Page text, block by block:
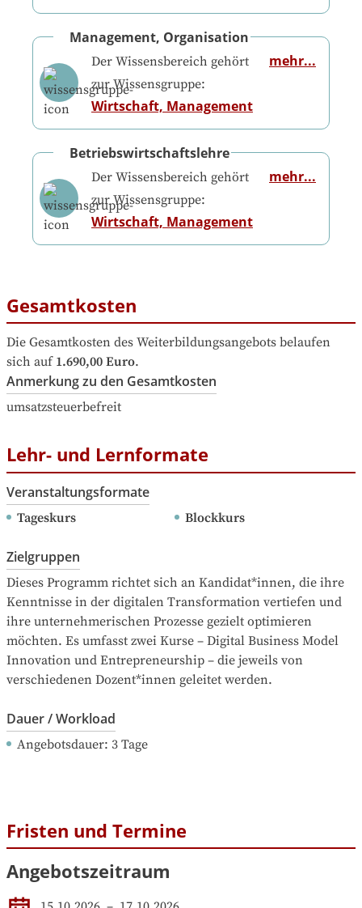
Management, Organisation
Der Wissensbereich gehört
zur Wissensgruppe:
Wirtschaft, Management
mehr...
Betriebswirtschaftslehre
Der Wissensbereich gehört
zur Wissensgruppe:
Wirtschaft, Management
mehr...
Gesamtkosten
Die Gesamtkosten des Weiterbildungsangebots belaufen
sich auf 1.690,00 Euro.
Anmerkung zu den Gesamtkosten
umsatzsteuerbefreit
Lehr- und Lernformate
Veranstaltungsformate
Tageskurs Blockkurs
Zielgruppen
Dieses Programm richtet sich an Kandidat*innen, die ihre
Kenntnisse in der digitalen Transformation vertiefen und
ihre unternehmerischen Prozesse gezielt optimieren
möchten. Es umfasst zwei Kurse – Digital Business Model
Innovation und Entrepreneurship – die jeweils von
verschiedenen Dozent*innen geleitet werden.
Dauer / Workload
Angebotsdauer: 3 Tage
Fristen und Termine
Angebotszeitraum